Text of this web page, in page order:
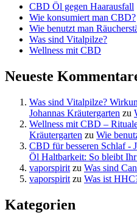
CBD Öl gegen Haarausfall
Wie konsumiert man CBD?
Wie benutzt man
Was sind Vitalpilze?
Wellness mit CBD
Neueste
Was sind Vitalpilze?
Johannas Kräutergarten zu
Wellness mit CBD –
Kräutergarten zu Wie
CBD für besseren Schlaf -
Öl Haltbarkeit: So bleibt
vaporspirit zu Was sind
vaporspirit zu Was ist
Kategorien